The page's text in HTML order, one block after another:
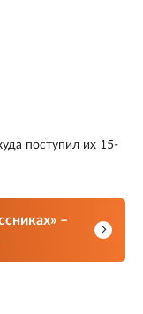
поступил их 15-
–